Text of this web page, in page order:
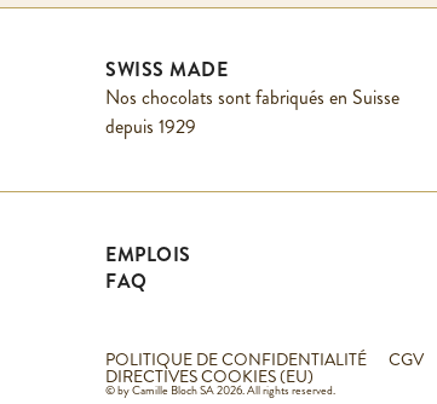
SWISS MADE
Nos chocolats sont fabriqués en Suisse
depuis 1929
EMPLOIS
FAQ
POLITIQUE DE CONFIDENTIALITÉ CGV
DIRECTIVES COOKIES (EU)
© by Camille Bloch SA 2026. All rights reserved.